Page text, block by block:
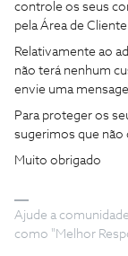
controle os seus
pela Área de
Relativamente ao
não terá nenhum
envie uma
Para proteger os
sugerimos que não
Muito obrigado
Ajude a
como "Melhor